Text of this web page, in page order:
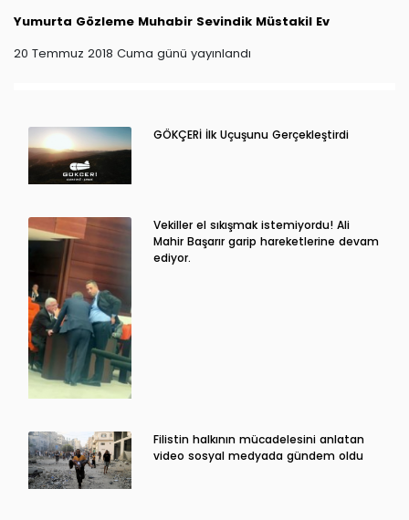
Yumurta Gözleme Muhabir Sevindik Müstakil Ev
20 Temmuz 2018 Cuma günü yayınlandı
GÖKÇERİ İlk Uçuşunu Gerçekleştirdi
Vekiller el sıkışmak istemiyordu! Ali
Mahir Başarır garip hareketlerine devam
ediyor.
Filistin halkının mücadelesini anlatan
video sosyal medyada gündem oldu